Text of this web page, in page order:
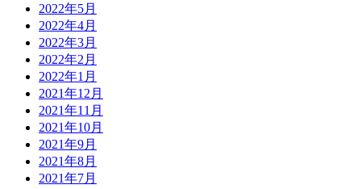
2022年5月
2022年4月
2022年3月
2022年2月
2022年1月
2021年12月
2021年11月
2021年10月
2021年9月
2021年8月
2021年7月